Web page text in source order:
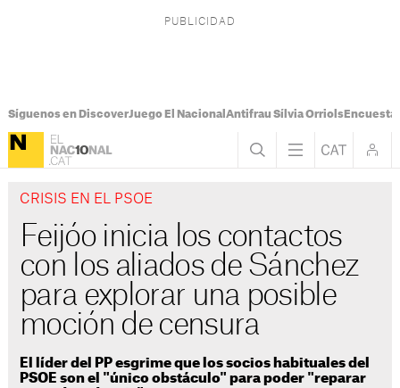
Síguenos en DiscoverJuego El Nacional Antifrau Sílvia OrriolsEncuesta
CRISIS EN EL PSOE
Feijóo inicia los contactos
con los aliados de Sánchez
para explorar una posible
moción de censura
El líder del PP esgrime que los socios habituales del
PSOE son el "único obstáculo" para poder "reparar